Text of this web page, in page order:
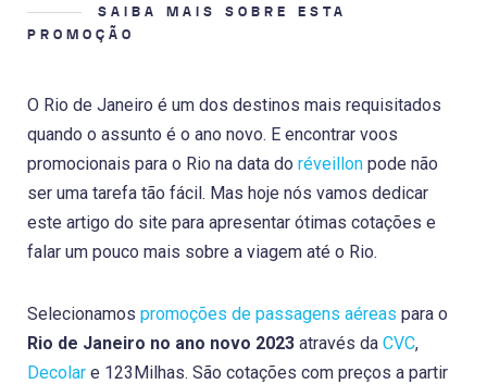
SAIBA MAIS SOBRE ESTA
PROMOÇÃO
O Rio de Janeiro é um dos destinos mais requisitados
quando o assunto é o ano novo. E encontrar voos
promocionais para o Rio na data do réveillon pode não
ser uma tarefa tão fácil. Mas hoje nós vamos dedicar
este artigo do site para apresentar ótimas cotações e
falar um pouco mais sobre a viagem até o Rio.
Selecionamos promoções de passagens aéreas para o
Rio de Janeiro no ano novo 2023 através da CVC,
Decolar e 123Milhas. São cotações com preços a partir